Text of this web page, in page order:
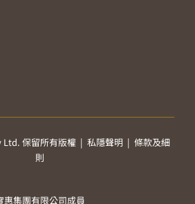
Ltd. 保留所有版權 |私隱聲明 |條款及細
則
惠集團有限公司成員